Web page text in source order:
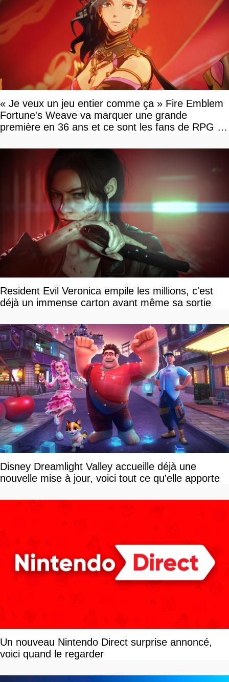
« Je veux un jeu entier comme ça » Fire Emblem
Fortune's Weave va marquer une grande
première en 36 ans et ce sont les fans de RPG en
Resident Evil Veronica empile les millions, c'est
déjà un immense carton avant même sa sortie
Disney Dreamlight Valley accueille déjà une
nouvelle mise à jour, voici tout ce qu'elle apporte
Un nouveau Nintendo Direct surprise annoncé,
voici quand le regarder